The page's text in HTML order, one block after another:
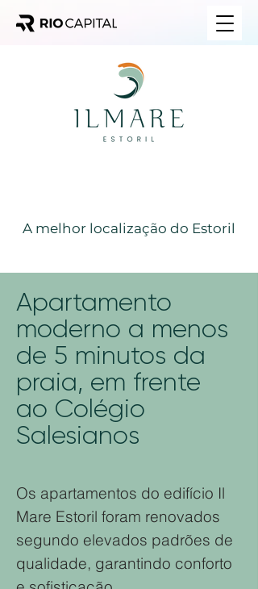
A melhor localização do Estoril
Apartamento
moderno a menos
de 5 minutos da
praia, em frente
ao Colégio
Salesianos
Os apartamentos do edifício Il
Mare Estoril foram renovados
segundo elevados padrões de
qualidade, garantindo conforto